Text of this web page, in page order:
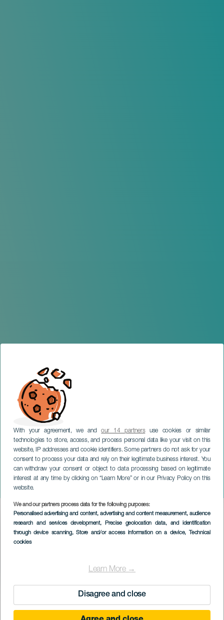
With your agreement, we andour 14 partnersuse cookies or similar
technologies to store, access, and process personal data like your visit on this
website, IP addresses and cookie identifiers. Some partners do not ask for your
consent to process your data and rely on their legitimate business interest. You
can withdraw your consent or object to data processing based on legitimate
interest at any time by clicking on “Learn More” or in our Privacy Policy on this
website.
We and our partners process data for the following purposes:
Personalised advertising and content, advertising and content measurement, audience
research and services development, Precise geolocation data, and identification
through device scanning, Store and/or access information on a device, Technical
cookies
Learn More →
Disagree and close
Ben Yart
GRAN CANARIA
Imagen
Listado
VERGANGENE VERANSTALTUNG